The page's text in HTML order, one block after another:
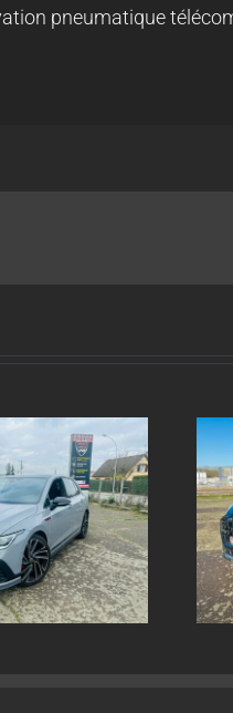
pneumatique
inox sur
AUDI SQ8 2024